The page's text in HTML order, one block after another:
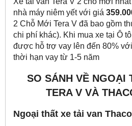
nhà máy niêm yết với giá
2 Chỗ Mới Tera V đã bao gồm
chi phí khác). Khi mua xe tại Ô
được hỗ trợ vay lên đến 80%
thời hạn vay từ 1-5 năm
SO SÁNH VỀ NGOẠI
TERA V VÀ
Ngoại thất xe tải van